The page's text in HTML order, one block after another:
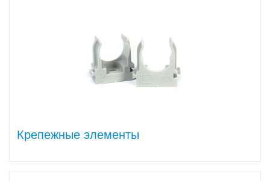
Крепежные элементы